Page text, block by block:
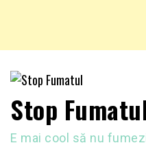
Stop
E mai cool să nu